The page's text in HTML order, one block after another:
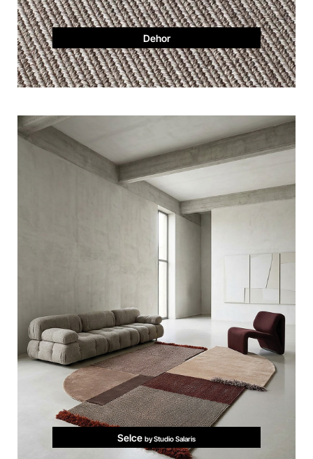
Dehor
Selce by Studio Salaris